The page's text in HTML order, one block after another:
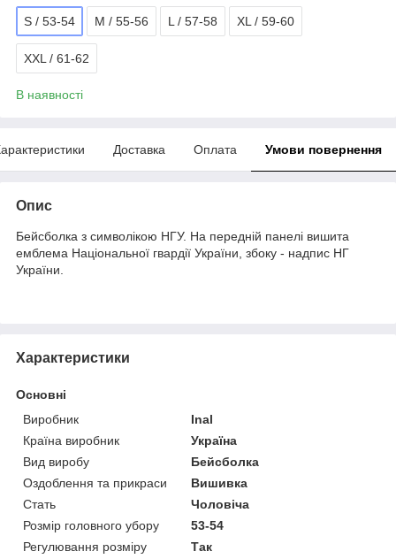
S / 53-54 M / 55-56 L / 57-58 XL / 59-60
XXL / 61-62
В наявності
Доставка Оплата Умови повернення
Опис
Бейсболка з символікою НГУ. На передній панелі вишита
емблема Національної гвардії України, збоку - надпис НГ
України.
Характеристики
Основні
Виробник
Inal
Країна виробник
Україна
Вид виробу
Бейсболка
Оздоблення та прикраси
Вишивка
Стать
Чоловіча
Розмір головного убору
53-54
Регулювання розміру
Так